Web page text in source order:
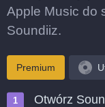
Apple Music do
Soundiiz.
Premium
Otwórz